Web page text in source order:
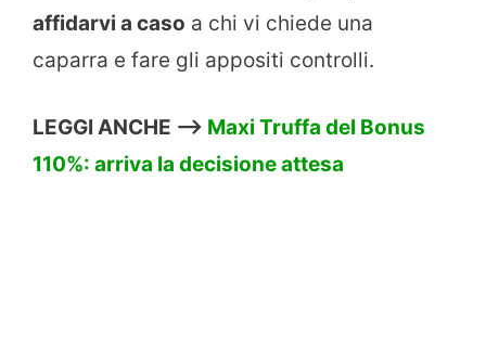
affidarvi a caso a chi vi chiede una
caparra e fare gli appositi controlli.
LEGGI ANCHE –> Maxi Truffa del Bonus
110%: arriva la decisione attesa